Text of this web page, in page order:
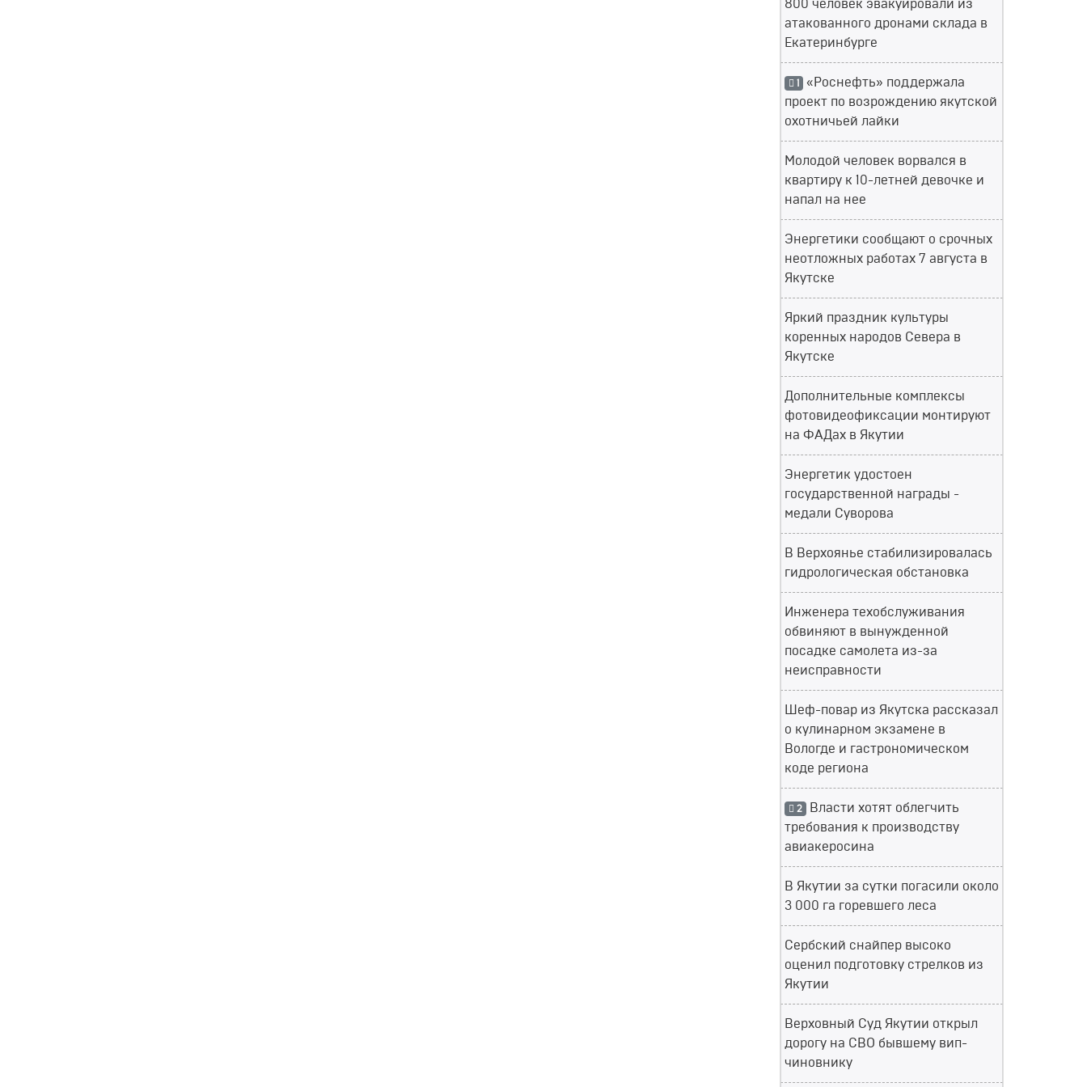
800 человек эвакуировали из
атакованного дронами склада в
Екатеринбурге
1 «Роснефть» поддержала
проект по возрождению якутской
охотничьей лайки
Молодой человек ворвался в
квартиру к 10-летней девочке и
напал на нее
Энергетики сообщают о срочных
неотложных работах 7 августа в
Якутске
Яркий праздник культуры
коренных народов Севера в
Якутске
Дополнительные комплексы
фотовидеофиксации монтируют
на ФАДах в Якутии
Энергетик удостоен
государственной награды -
медали Суворова
В Верхоянье стабилизировалась
гидрологическая обстановка
Инженера техобслуживания
обвиняют в вынужденной
посадке самолета из-за
неисправности
Шеф-повар из Якутска рассказал
о кулинарном экзамене в
Вологде и гастрономическом
коде региона
2 Власти хотят облегчить
требования к производству
авиакеросина
В Якутии за сутки погасили около
3 000 га горевшего леса
Сербский снайпер высоко
оценил подготовку стрелков из
Якутии
Верховный Суд Якутии открыл
дорогу на СВО бывшему вип-
чиновнику